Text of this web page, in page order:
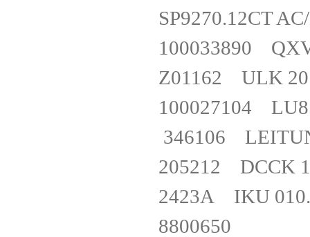
SP9270.12CT
100033890
Z01162 ULK
100027104
346106
205212
2423A
8800650